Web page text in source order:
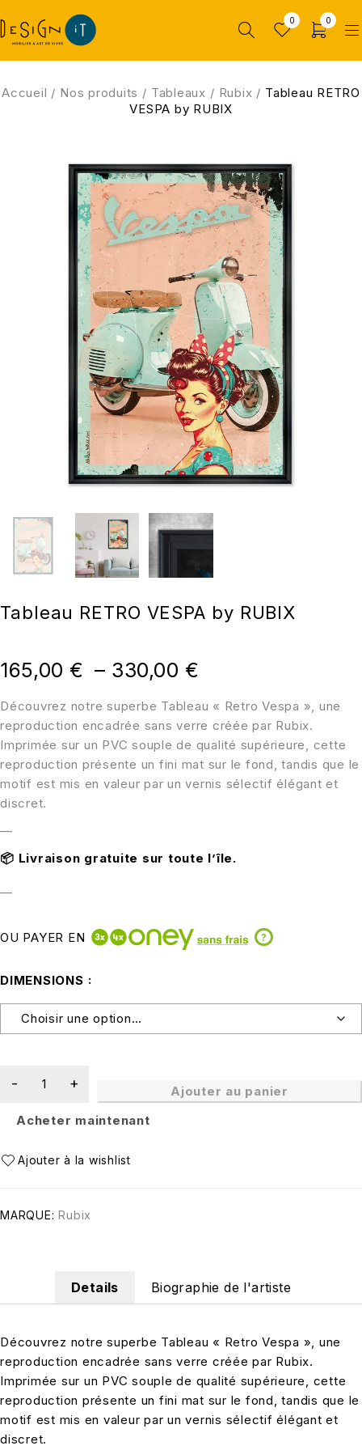
0 0
Accueil / Nos produits / Tableaux / Rubix / Tableau RETRO
VESPA by RUBIX
Tableau RETRO VESPA by RUBIX
Découvrez notre superbe Tableau « Retro Vespa », une
reproduction encadrée sans verre créée par Rubix.
Imprimée sur un PVC souple de qualité supérieure, cette
reproduction présente un fini mat sur le fond, tandis que le
motif est mis en valeur par un vernis sélectif élégant et
discret.
—
📦 Livraison gratuite sur toute l’île.
—
165,00 € – 330,00 €
OU PAYER EN ?
DIMENSIONS
Ajouter au panier
Acheter maintenant
MARQUE: Rubix
Details Biographie de l'artiste
Découvrez notre superbe Tableau « Retro Vespa », une
reproduction encadrée sans verre créée par Rubix.
Imprimée sur un PVC souple de qualité supérieure, cette
reproduction présente un fini mat sur le fond, tandis que le
motif est mis en valeur par un vernis sélectif élégant et
discret.